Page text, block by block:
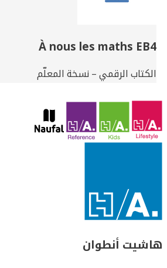
À nous les maths EB4
الكتاب الرقمي – نسخة المعلّم
هاشيت أنطوان